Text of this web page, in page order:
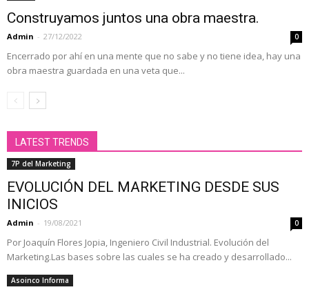
Construyamos juntos una obra maestra.
Admin - 27/12/2022 0
Encerrado por ahí en una mente que no sabe y no tiene idea, hay una
obra maestra guardada en una veta que...
LATEST TRENDS
7P del Marketing
EVOLUCIÓN DEL MARKETING DESDE SUS
INICIOS
Admin - 19/08/2021 0
Por Joaquín Flores Jopia, Ingeniero Civil Industrial. Evolución del
Marketing.Las bases sobre las cuales se ha creado y desarrollado...
Asoinco Informa